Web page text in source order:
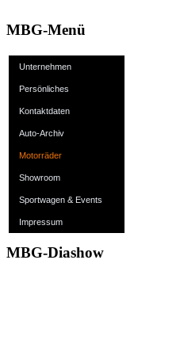
MBG-Menü
Unternehmen
Persönliches
Kontaktdaten
Auto-Archiv
Motorräder
Showroom
Sportwagen & Events
Impressum
MBG-Diashow